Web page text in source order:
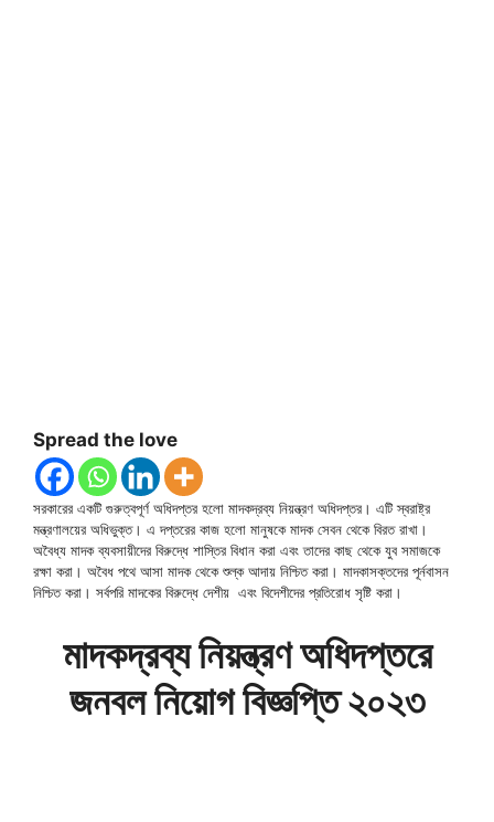
Spread the love
সরকারের একটি গুরুত্বপূর্ণ অধিদপ্তর হলো মাদকদ্রব্য নিয়ন্ত্রণ অধিদপ্তর। এটি স্বরাষ্ট্র
মন্ত্রণালয়ের অধিভুক্ত। এ দপ্তরের কাজ হলো মানুষকে মাদক সেবন থেকে বিরত রাখা।
অবৈধ্য মাদক ব্যবসায়ীদের বিরুদ্ধে শাস্তির বিধান করা এবং তাদের কাছ থেকে যুব সমাজকে
রক্ষা করা। অবৈধ পথে আসা মাদক থেকে শুল্ক আদায় নিশ্চিত করা। মাদকাসক্তদের পূর্নবাসন
নিশ্চিত করা। সর্বপরি মাদকের বিরুদ্ধে দেশীয় এবং বিদেশীদের প্রতিরোধ সৃষ্টি করা।
মাদকদ্রব্য নিয়ন্ত্রণ অধিদপ্তরে
জনবল নিয়োগ বিজ্ঞপ্তি ২০২৩